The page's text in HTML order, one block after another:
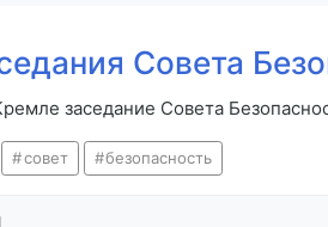
Совета
заседание Совета
совет безопасность